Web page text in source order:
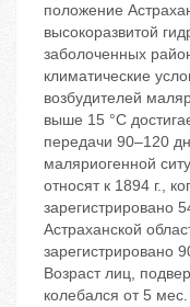
положение
высокоразвитой
заболоченных
климатические
возбудителей
выше 15 °С
передачи 90–120
маляриогенной
относят к 1894 г.,
зарегистрировано
Астраханской
зарегистрировано
Возраст лиц,
колебался от 5